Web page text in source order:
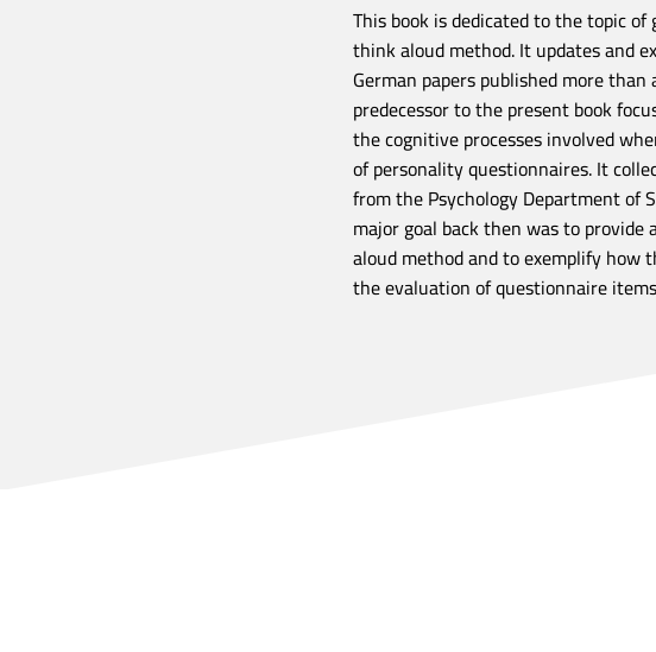
This book is dedicated to the topic
think aloud method. It updates and
German papers published more than
predecessor to the present book
the cognitive processes involved
of personality questionnaires. It
from the Psychology Department of
major goal back then was to
aloud method and to exemplify how
the evaluation of questionnaire